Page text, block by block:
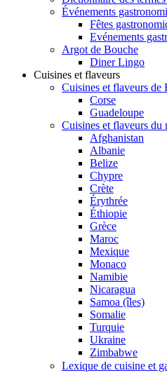
Événements
Fêtes
Evénements
Argot de Bouche
Diner Lingo
Cuisines et flaveurs
Cuisines et flaveurs de
Corse
Guadeloupe
Cuisines et flaveurs du
Afghanistan
Albanie
Belize
Chypre
Crète
Érythrée
Éthiopie
Grèce
Maroc
Mexique
Monaco
Namibie
Nicaragua
Samoa (îles)
Somalie
Turquie
Ukraine
Zimbabwe
Lexique de cuisine et